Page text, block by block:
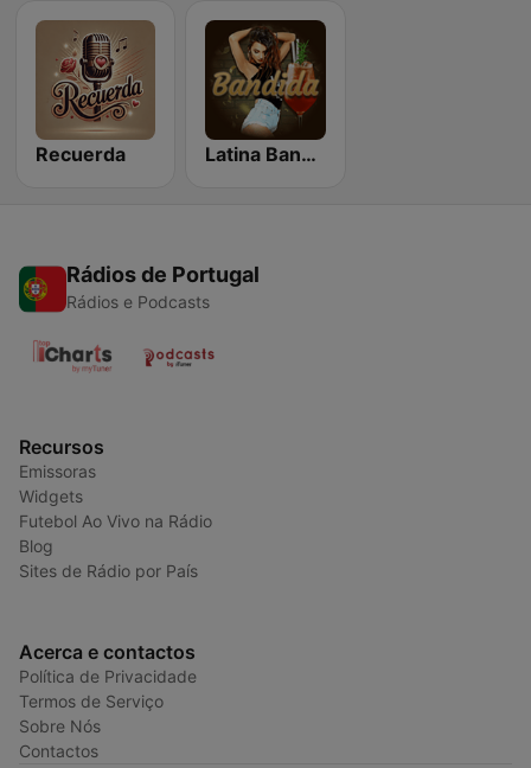
Recuerda Latina Bandida!
Rádios de Portugal
Rádios e Podcasts
Recursos
Emissoras
Widgets
Futebol Ao Vivo na Rádio
Blog
Sites de Rádio por País
Acerca e contactos
Política de Privacidade
Termos de Serviço
Sobre Nós
Contactos